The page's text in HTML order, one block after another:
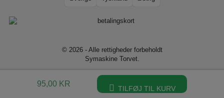
95,00 KR
TILFØJ TIL KURV
© 2026 - Alle rettigheder forbeholdt
Symaskine Torvet.
Designet afStandout